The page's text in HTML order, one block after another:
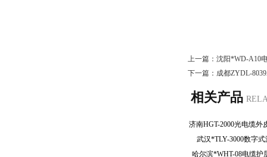
上一篇： 沈阳*WD-A10
下一篇： 成都ZYDL-
相关产品
武汉*TLY-3000数字
哈尔滨*WHT-08电缆